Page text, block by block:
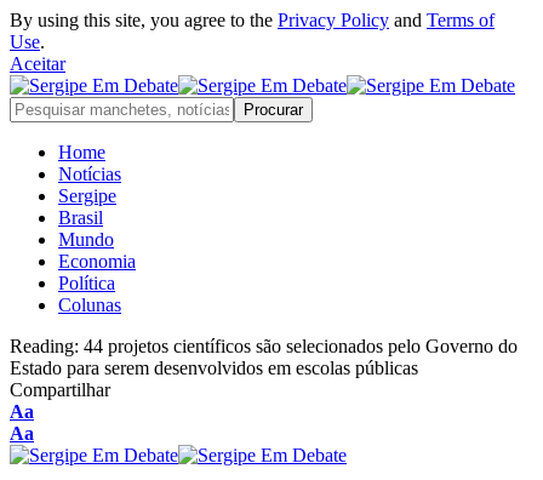
By using this site, you agree to the Privacy Policy and Terms of
Use.
Aceitar
Home
Notícias
Sergipe
Brasil
Mundo
Economia
Política
Colunas
Reading: 44 projetos científicos são selecionados pelo Governo do
Estado para serem desenvolvidos em escolas públicas
Compartilhar
Aa
Aa